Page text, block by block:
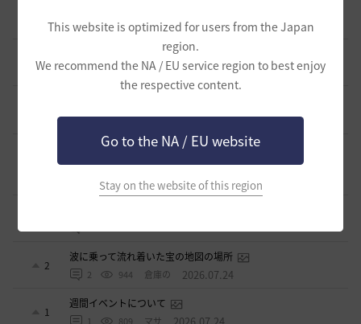
This website is optimized for users from the Japan
region.
We recommend the NA / EU service region to best enjoy
the respective content.
Go to the NA / EU website
Stay on the website of this region
2 554 歩くマシュマロ-日本 4 日前
9
エマ・バルタリの記録日誌 9～12章について
2 904 飛鳥雨音 8 日前
0 1.1K 黒い砂漠 9 日前
【ギルド名声】2026ハイデル宴会スクショ【どうなる？】
（2026年ギルド名声アプデリンク追記）
899 セルベリア 2026.07.27
2
波に乗って流れ着いた宝の地図の場所
2 944 倉庫の 2026.07.24
1
週間イベントについて
1 809 マサ